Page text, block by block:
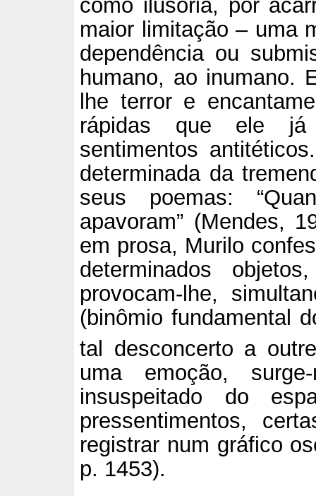
como ilusória, por
maior limitação – uma
dependência ou
humano, ao inumano.
lhe terror e
rápidas que ele já
sentimentos
determinada da
seus poemas:
apavoram” (Mendes,
em prosa, Murilo
determinados
provocam-lhe,
(binômio fundamental
tal desconcerto a
uma emoção,
insuspeitado do
pressentimentos,
registrar num gráfico
p. 1453).